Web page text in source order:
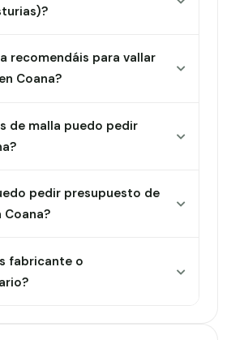
recomendáis para vallar
Coana?
de malla puedo pedir
pedir presupuesto de
Coana?
fabricante o